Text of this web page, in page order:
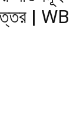
| WB